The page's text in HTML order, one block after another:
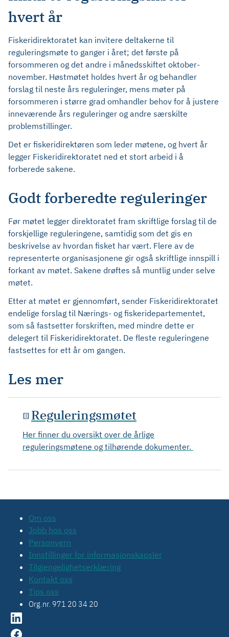
hvert år
Fiskeridirektoratet kan invitere deltakerne til
reguleringsmøte to ganger i året; det første på
forsommeren og det andre i månedsskiftet oktober-
november. Høstmøtet holdes hvert år og behandler
forslag til neste års reguleringer, mens møter på
forsommeren i større grad omhandler behov for å justere
inneværende års reguleringer og andre særskilte
problemstillinger.
Det er fiskeridirektøren som leder møtene, og hvert år
legger Fiskeridirektoratet ned et stort arbeid i å
forberede sakene.
Godt forberedte reguleringer
Før møtet legger direktoratet fram skriftlige forslag til de
forskjellige reguleringene, samtidig som det gis en
beskrivelse av hvordan fisket har vært. Flere av de
representerte organisasjonene gir også skriftlige innspill i
forkant av møtet. Sakene drøftes så muntlig under selve
møtet.
Etter at møtet er gjennomført, sender Fiskeridirektoratet
endelige forslag til Nærings- og fiskeridepartementet,
som så fastsetter forskriften, med mindre dette er
delegert til Fiskeridirektoratet. De fleste reguleringene
fastsettes for ett år om gangen.
Les mer
Reguleringsmøtet
Her finner du oversikt over de årlige
reguleringsmøtene og tilhørende dokumenter.
Om oss
Jobb hos oss
Personvern
Innstillinger for informasjonskapsler
Tilgjengelighetserklæring
Kontakt oss
Tips oss
Org.nr. 971 20 34 20